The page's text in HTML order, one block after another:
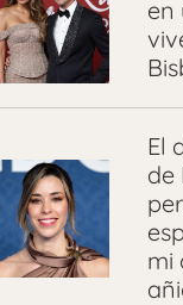
en
El
de
mi